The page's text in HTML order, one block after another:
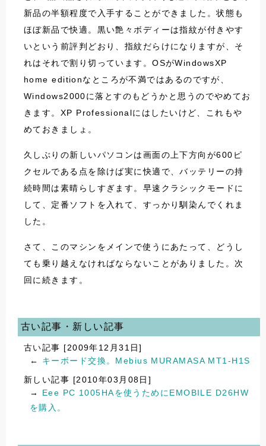
新品の半額程度で入手することができました。状態も
ほぼ新品で快適。黒い艶々ボディーは指紋が付きやす
いという前評判どおり、指紋だらけになりますが、そ
れはそれで割り切っています。OSがWindowsXP
home editionなところが不満ではあるのですが、
Windows2000に落とすのもどうかと思うのでやめてお
きます。XP Professionalにはしたいけど、これもや
めておきましょ。
久しぶりの新しいパソコンは画面の上下方向が600ピ
クセルである点を除けば実に快適で、バッテリーの持
続時間は素晴らしすぎます。早速クラシックモードに
して、定番ソフトを入れて、すっかり馴染んでくれま
した。
さて、このマシンをメインで使うにあたって、どうし
ても乗り越えなければならないことがありました。次
回に続きます。
古い記事・新しい記事
古い記事 [2009年12月31日]
← キーボード交換。Mebius MURAMASA MT1-H1S
新しい記事 [2010年03月08日]
→ Eee PC 1005HAを使うためにEMOBILE D26HW
を購入。